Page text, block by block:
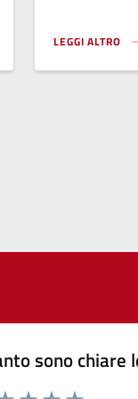
LEGGI ALTRO
VAL NURE E
sono chiare
da 1 a 5 stelle la pagina